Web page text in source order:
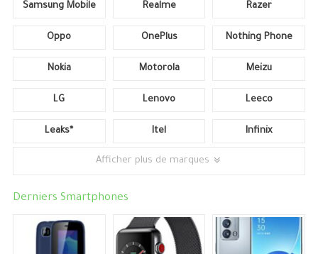
Samsung Mobile Realme Razer
Oppo OnePlus Nothing Phone
Nokia Motorola Meizu
LG Lenovo Leeco
Leaks* Itel Infinix
Afficher plus de marques
Derniers Smartphones